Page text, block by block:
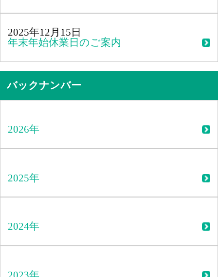
2025年12月15日
年末年始休業日のご案内
バックナンバー
2026年
2025年
2024年